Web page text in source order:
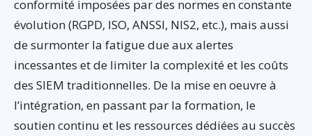
conformité imposées par des normes en constante
évolution (RGPD, ISO, ANSSI, NIS2, etc.), mais aussi
de surmonter la fatigue due aux alertes
incessantes et de limiter la complexité et les coûts
des SIEM traditionnelles. De la mise en oeuvre à
l’intégration, en passant par la formation, le
soutien continu et les ressources dédiées au succès